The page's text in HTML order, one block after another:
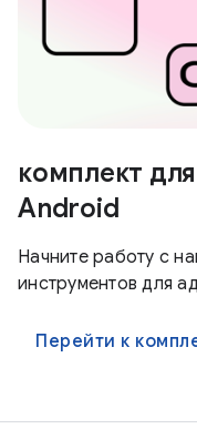
комплект
Android
Начните работу с
инструментов для
Перейти к